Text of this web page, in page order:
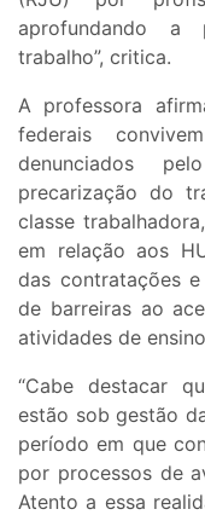
aprofundando a
trabalho”, critica.
A professora
federais
denunciados
precarização do
classe
em relação aos
das contratações
de barreiras ao
atividades de
“Cabe destacar
estão sob gestão
período em que
por processos de
Atento a essa